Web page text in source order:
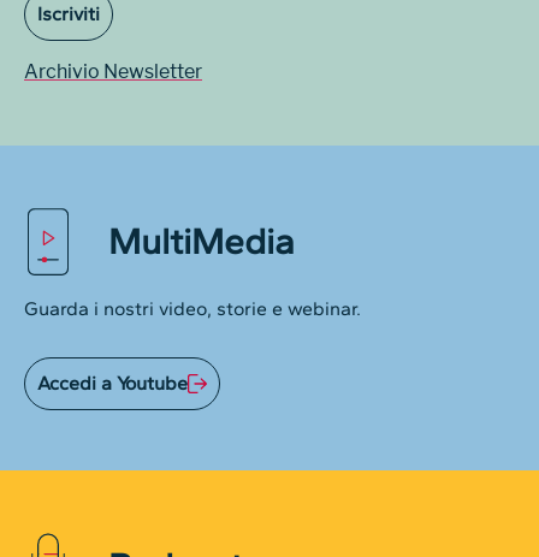
Iscriviti
Archivio Newsletter
MultiMedia
Guarda i nostri video, storie e webinar.
Accedi a Youtube